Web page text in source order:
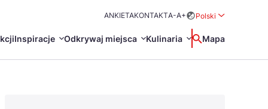
ANKIETAKONTAKTA-A+
Polski
Inspiracje Odkrywaj miejsca Kulinaria Wyszukaj
Mapa